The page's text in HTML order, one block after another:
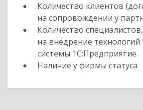
Количество клиентов
на сопровождении у
Количество
на внедрение
системы 1С:Предприятие.
Наличие у фирмы статуса